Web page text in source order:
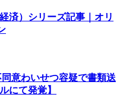
済）シリーズ記事｜オリ
意わいせつ容疑で書類送
にて発覚】